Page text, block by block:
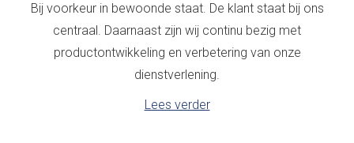
Bij voorkeur in bewoonde staat. De klant staat bij ons
centraal. Daarnaast zijn wij continu bezig met
productontwikkeling en verbetering van onze
dienstverlening.
Lees verder